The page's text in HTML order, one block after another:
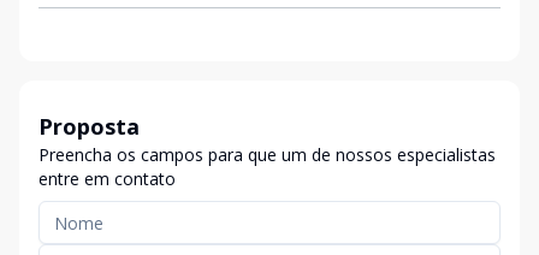
Proposta
Preencha os campos para que um de nossos especialistas
entre em contato